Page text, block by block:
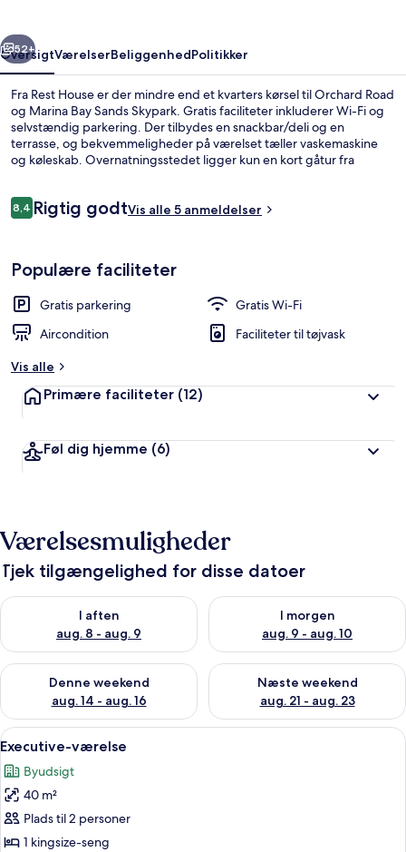
Næste
52+
OversigtVærelserBeliggenhedPolitikker
Fra Rest House er der mindre end et kvarters kørsel til Orchard Road
og Marina Bay Sands Skypark. Gratis faciliteter inkluderer Wi-Fi og
selvstændig parkering. Der tilbydes en snackbar/deli og en
terrasse, og bekvemmeligheder på værelset tæller vaskemaskine
og køleskab. Overnatningsstedet ligger kun en kort gåtur fra
Anmeldelser
8,48,4 ud af 10.
Rigtig godtVis alle 5 anmeldelser
Populære faciliteter
Gratis parkering
Gratis Wi-Fi
Aircondition
Faciliteter til tøjvask
Vis alle
Primære faciliteter (12)
Føl dig hjemme (6)
Værelsesmuligheder
Tjek tilgængelighed for disse datoer
I aften
aug. 8 - aug. 9
Tjek tilgængelighed for i aften aug. 8 - aug. 9
I morgen
aug. 9 - aug. 10
Tjek tilgængelighed for i
Denne weekend
aug. 14 - aug. 16
Tjek tilgængelighed for denne weekend aug. 14 - aug. 16
Næste weekend
aug. 21 - aug. 23
Tjek tilgængelighed for næste
Indlæs
alle
billeder
af
Executive-
værelse
Executive-værelse | Gratis produkter
16
Executive-værelse
Byudsigt
40 m²
Plads til 2 personer
1 kingsize-seng